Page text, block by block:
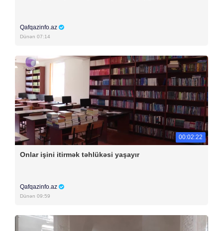
Qafqazinfo.az
Dünən 07:14
00:02:22
Onlar işini itirmək təhlükəsi yaşayır
Qafqazinfo.az
Dünən 09:59